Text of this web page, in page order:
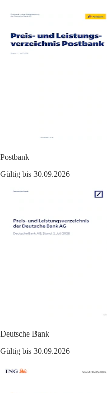
Postbank
Gültig bis 30.09.2026
Deutsche Bank
Gültig bis 30.09.2026